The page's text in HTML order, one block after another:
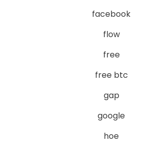
facebook
flow
free
free btc
gap
google
hoe